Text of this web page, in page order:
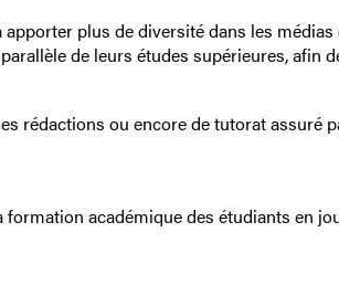
plus de diversité dans les
de leurs études supérieures, afin
rédactions ou encore de tutorat
académique des étudiants en